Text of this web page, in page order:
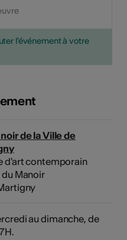
l'événement à votre
de la Ville de
d'art contemporain
du Manoir
au dimanche, de